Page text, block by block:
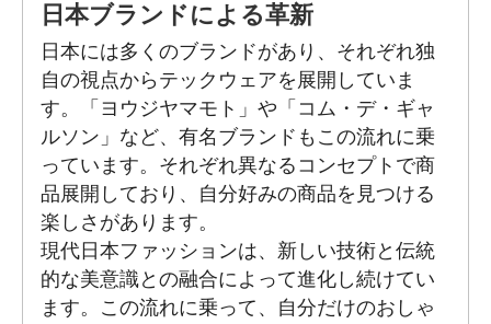
日本ブランドによる革新
日本には多くのブランドがあり、それぞれ独
自の視点からテックウェアを展開していま
す。「ヨウジヤマモト」や「コム・デ・ギャ
ルソン」など、有名ブランドもこの流れに乗
っています。それぞれ異なるコンセプトで商
品展開しており、自分好みの商品を見つける
楽しさがあります。
現代日本ファッションは、新しい技術と伝統
的な美意識との融合によって進化し続けてい
ます。この流れに乗って、自分だけのおしゃ